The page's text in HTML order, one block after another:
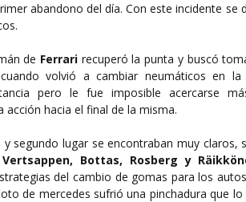
abandono del día. Con este incidente se
de Ferrari recuperó la punta y buscó
volvió a cambiar neumáticos en
pero le fue imposible acercarse
hacia el final de la misma.
segundo lugar se encontraban muy claros,
Vertsappen, Bottas, Rosberg y
del cambio de gomas para los
de mercedes sufrió una pinchadura que